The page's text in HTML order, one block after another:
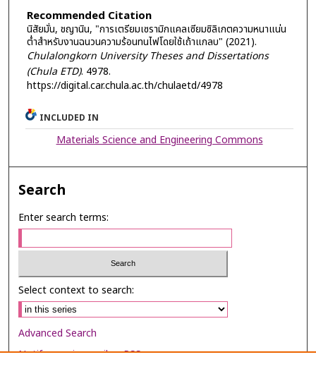
Recommended Citation
นิสัยมั่น, ชญานิน, "การเตรียมเซรามิกแคลเซียมซิลิเกตความหนาแน่น
ต่ำสำหรับงานฉนวนความร้อนทนไฟโดยใช้เถ้าแกลบ" (2021).
Chulalongkorn University Theses and Dissertations
(Chula ETD). 4978.
https://digital.car.chula.ac.th/chulaetd/4978
INCLUDED IN
Materials Science and Engineering Commons
Search
Enter search terms:
Select context to search:
Advanced Search
Notify me via email orRSS